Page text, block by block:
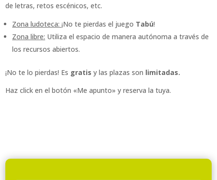
de letras, retos escénicos, etc.
Zona ludoteca:¡No te pierdas el juego Tabú!
Zona libre: Utiliza el espacio de manera autónoma a través de
los recursos abiertos.
¡No te lo pierdas! Es gratis y las plazas son limitadas.
Haz click en el botón «Me apunto» y reserva la tuya.